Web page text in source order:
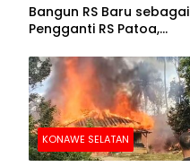
Bangun RS Baru sebagai
Pengganti RS Patoa,
Kolut
KONAWE SELATAN